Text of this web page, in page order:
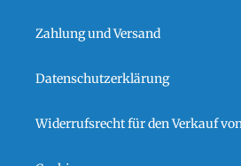
Zahlung und Versand
Datenschutzerklärung
Widerrufsrecht für den Verkauf